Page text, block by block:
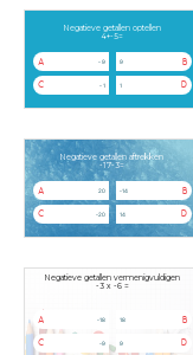
Negatieve getallen optellen
4+-5=
A - 9 B
9
C - 1 D
1
Negatieve getallen aftrekken
-17-3=
A 20 B
-14
C -20 D
14
Negatieve getallen vermenigvuldigen
-3 x -6 =
A -18 B
18
C -9 D
9